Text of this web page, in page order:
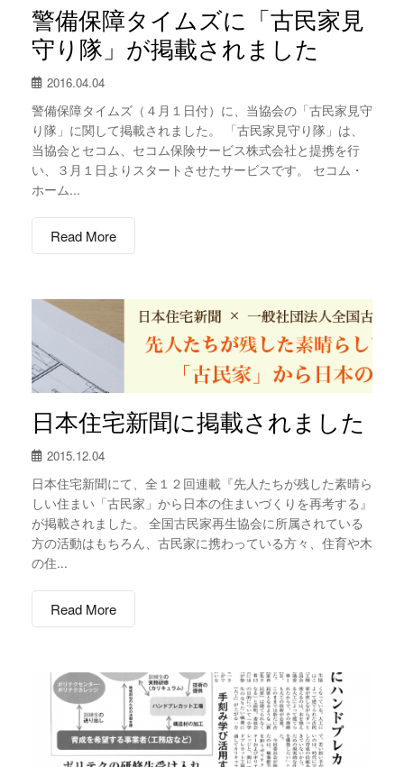
警備保障タイムズに「古民家見
守り隊」が掲載されました
2016.04.04
警備保障タイムズ（４月１日付）に、当協会の「古民家見守
り隊」に関して掲載されました。 「古民家見守り隊」は、
当協会とセコム、セコム保険サービス株式会社と提携を行
い、３月１日よりスタートさせたサービスです。 セコム・
ホーム...
Read More
日本住宅新聞に掲載されました
2015.12.04
日本住宅新聞にて、全１２回連載『先人たちが残した素晴ら
しい住まい「古民家」から日本の住まいづくりを再考する』
が掲載されました。 全国古民家再生協会に所属されている
方の活動はもちろん、古民家に携わっている方々、住育や木
の住...
Read More